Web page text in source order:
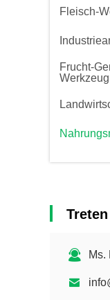
Fleisch-
Frucht-
Treten
Ms.